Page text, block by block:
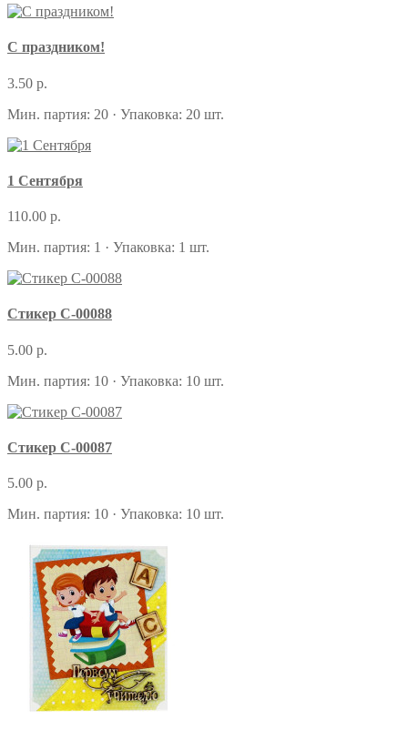
С праздником!
3.50 р.
Мин. партия: 20 · Упаковка: 20 шт.
1 Сентября
110.00 р.
Мин. партия: 1 · Упаковка: 1 шт.
Стикер С-00088
5.00 р.
Мин. партия: 10 · Упаковка: 10 шт.
Стикер С-00087
5.00 р.
Мин. партия: 10 · Упаковка: 10 шт.